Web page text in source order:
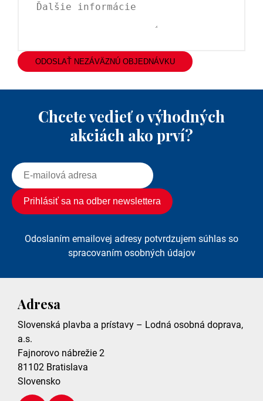
ODOSLAŤ NEZÁVÄZNÚ OBJEDNÁVKU
Chcete vedieť o výhodných
akciách ako prví?
Odoslaním emailovej adresy potvrdzujem súhlas so
spracovaním osobných údajov
Adresa
Slovenská plavba a prístavy – Lodná osobná doprava,
a.s.
Fajnorovo nábrežie 2
81102 Bratislava
Slovensko